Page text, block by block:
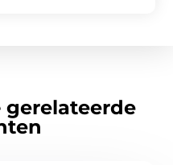
gerelateerde